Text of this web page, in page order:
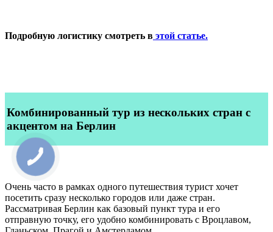
Подробную логистику смотреть в этой статье.
Комбинированный тур из нескольких стран с
акцентом на Берлин
Очень часто в рамках одного путешествия турист хочет
посетить сразу несколько городов или даже стран.
Рассматривая Берлин как базовый пункт тура и его
отправную точку, его удобно комбинировать с Вроцлавом,